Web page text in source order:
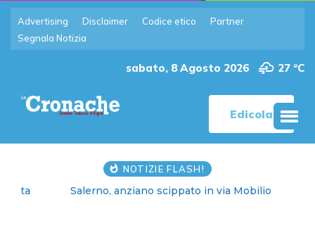
Advertising Disclaimer Codice etico
Partner
Segnala Notizia
sabato, 8 Agosto 2026 27 °C
Edicola
NOTIZIE FLASH!
Salerno, anziano scippato in via Mobilio